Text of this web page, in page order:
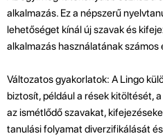
alkalmazás. Ez a népszerű
lehetőséget kínál új szavak és
alkalmazás használatának számos
Változatos gyakorlatok: A Lingo
biztosít, például a rések kitöltését,
az ismétlődő szavakat,
tanulási folyamat diverzifikálását